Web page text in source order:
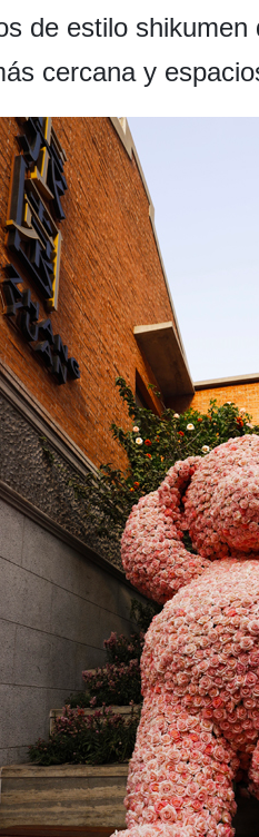
de estilo
cercana y